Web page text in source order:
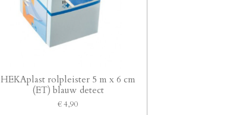
HEKAplast rolpleister 5 m x 6 cm
(ET) blauw detect
€ 4,90